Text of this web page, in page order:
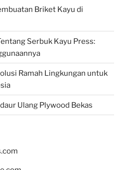
Briket Kayu di
Serbuk Kayu Press:
Ramah Lingkungan untuk
Ulang Plywood Bekas